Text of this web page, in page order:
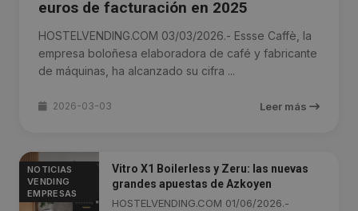
euros de facturación en 2025
HOSTELVENDING.COM 03/03/2026.- Essse Caffè, la
empresa boloñesa elaboradora de café y fabricante
de máquinas, ha alcanzado su cifra ...
2026-03-03 Leer más
NOTICIAS
VENDING
EMPRESAS
Vitro X1 Boilerless y Zeru: las nuevas
grandes apuestas de Azkoyen
HOSTELVENDING.COM 01/06/2026.-